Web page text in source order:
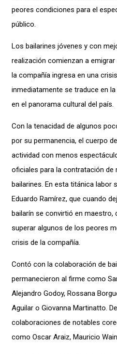
peores condiciones para el
público.
Los bailarines jóvenes y con
realización comienzan a
la compañía ingresa en una
inmediatamente se traduce en
en el panorama cultural del país.
Con la tenacidad de algunos
por su permanencia, el cuerpo
actividad con menos
oficiales para la contratación
bailarines. En esta titánica labor
Eduardo Ramírez, que cuando
bailarín se convirtió en
superar algunos de los peores
crisis de la compañía.
Contó con la colaboración de
permanecieron al firme como
Alejandro Godoy, Rossana
Aguilar o Giovanna Martinatto.
colaboraciones de notables
como Oscar Araiz, Mauricio